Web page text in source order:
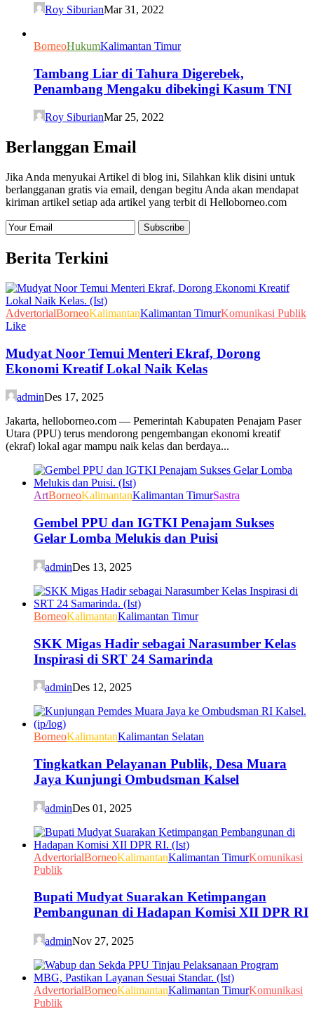
Roy SiburianMar 31, 2022
BorneoHukumKalimantan Timur
Tambang Liar di Tahura Digerebek,
Penambang Mengaku dibekingi Kasum TNI
Roy SiburianMar 25, 2022
Berlanggan Email
Jika Anda menyukai Artikel di blog ini, Silahkan klik disini untuk
berlangganan gratis via email, dengan begitu Anda akan mendapat
kiriman artikel setiap ada artikel yang terbit di Helloborneo.com
Berita Terkini
AdvertorialBorneoKalimantanKalimantan TimurKomunikasi Publik
Like
Mudyat Noor Temui Menteri Ekraf, Dorong
Ekonomi Kreatif Lokal Naik Kelas
adminDes 17, 2025
Jakarta, helloborneo.com — Pemerintah Kabupaten Penajam Paser
Utara (PPU) terus mendorong pengembangan ekonomi kreatif
(ekraf) lokal agar mampu naik kelas dan berdaya...
ArtBorneoKalimantanKalimantan TimurSastra
Gembel PPU dan IGTKI Penajam Sukses
Gelar Lomba Melukis dan Puisi
adminDes 13, 2025
BorneoKalimantanKalimantan Timur
SKK Migas Hadir sebagai Narasumber Kelas
Inspirasi di SRT 24 Samarinda
adminDes 12, 2025
BorneoKalimantanKalimantan Selatan
Tingkatkan Pelayanan Publik, Desa Muara
Jaya Kunjungi Ombudsman Kalsel
adminDes 01, 2025
AdvertorialBorneoKalimantanKalimantan TimurKomunikasi
Publik
Bupati Mudyat Suarakan Ketimpangan
Pembangunan di Hadapan Komisi XII DPR RI
adminNov 27, 2025
AdvertorialBorneoKalimantanKalimantan TimurKomunikasi
Publik